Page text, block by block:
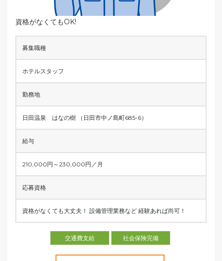
資格がなくてもOK!
募集職種
ホテルスタッフ
勤務地
日田温泉 はなの樹 （日田市中ノ島町685-6）
給与
210,000円～230,000円／月
応募資格
資格がなくても大丈夫！ 設備管理業務など 経験あれば尚可！
交通費支給 社会保険完備